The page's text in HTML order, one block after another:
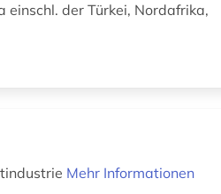
einschl. der Türkei, Nordafrika,
Mehr Informationen